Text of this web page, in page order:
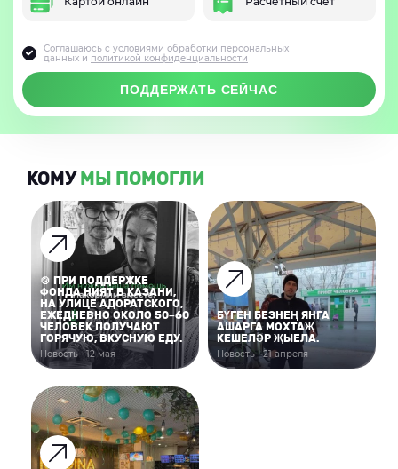
Соглашаюсь с условиями обработки персональных
данных и политикой конфиденциальности
ПОДДЕРЖАТЬ СЕЙЧАС
КОМУМЫ ПОМОГЛИ
🍲 ПРИ ПОДДЕРЖКЕ
ФОНДА НИЯТ В КАЗАНИ,
НА УЛИЦЕ АДОРАТСКОГО,
ЕЖЕДНЕВНО ОКОЛО 50–60
ЧЕЛОВЕК ПОЛУЧАЮТ
ГОРЯЧУЮ, ВКУСНУЮ ЕДУ.
Новость · 12 мая
БҮГЕН БЕЗНЕҢ ЯНГА
АШАРГА МОХТАҖ
КЕШЕЛӘР ҖЫЕЛА.
Новость · 21 апреля